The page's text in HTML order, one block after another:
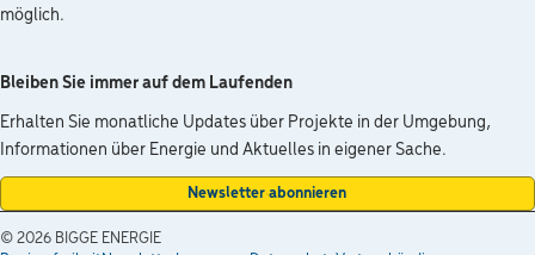
möglich.
Bleiben Sie immer auf dem Laufenden
Erhalten Sie monatliche Updates über Projekte in der Umgebung,
Informationen über Energie und Aktuelles in eigener Sache.
Newsletter abonnieren
© 2026 BIGGE ENERGIE